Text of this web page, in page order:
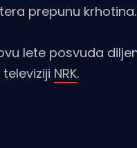
prepunu krhotina.
lete posvuda
NRK.